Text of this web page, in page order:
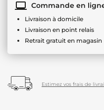
Commande en
Livraison à domicile
Livraison en point relais
Retrait gratuit en magasin
Estimez vos frais de